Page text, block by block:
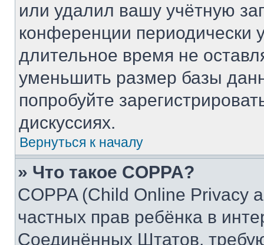
или удалил вашу учётную
конференции периодически
длительное время не
уменьшить размер базы
попробуйте
дискуссиях.
Вернуться к началу
» Что такое COPPA?
COPPA (Child Online Privacy
частных прав ребёнка в
Соединённых Штатов,